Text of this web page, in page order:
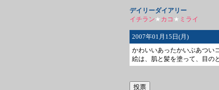
デイリーダイアリー
イチラン★ カコ ★ ミライ
2007年01月15日(月)
かわいいあったかいぶあつい
絵は、肌と髪を塗って、目の